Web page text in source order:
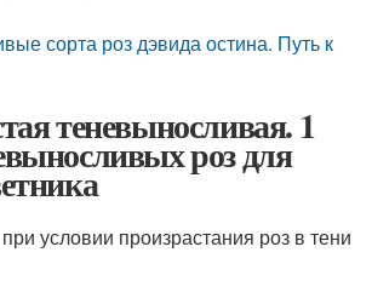
сорта роз дэвида остина. Путь к
теневыносливая. 1
роз для
условии произрастания роз в тени